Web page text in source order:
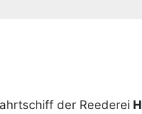
der Reederei